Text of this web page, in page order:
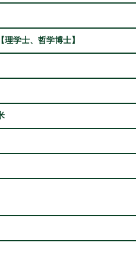
理学士、哲学博士】